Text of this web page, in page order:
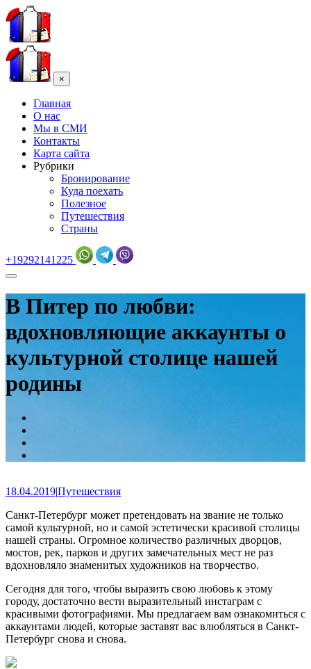
×
Главная
О нас
Мы в СМИ
Контакты
Карта сайта
Рубрики
Бронирование
Куда поехать
Полезное
Путешествия
Страны
+19292141225
В Питер по любви:
вдохновляющие аккаунты о
культурной столице нашей
родины
18.04.2019|Путешествия
Санкт-Петербург может претендовать на звание не только
самой культурной, но и самой эстетически красивой столицы
нашей страны. Огромное количество различных дворцов,
мостов, рек, парков и других замечательных мест не раз
вдохновляло знаменитых художников на творчество.
Сегодня для того, чтобы выразить свою любовь к этому
городу, достаточно вести выразительный инстаграм с
красивыми фотографиями. Мы предлагаем вам ознакомиться с
аккаунтами людей, которые заставят вас влюбляться в Санкт-
Петербург снова и снова.